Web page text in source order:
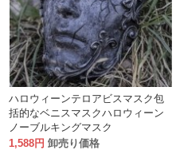
ハロウィーンテロアビスマスク包
括的なベニスマスクハロウィーン
ノーブルキングマスク
1,588円 卸売り価格